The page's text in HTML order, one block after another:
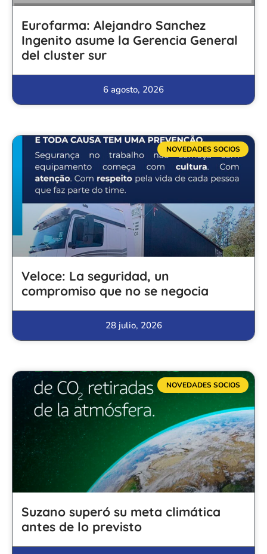
Eurofarma: Alejandro Sanchez
Ingenito asume la Gerencia General
del cluster sur
6 agosto, 2026
NOVEDADES SOCIOS
Veloce: La seguridad, un
compromiso que no se negocia
28 julio, 2026
NOVEDADES SOCIOS
Suzano superó su meta climática
antes de lo previsto